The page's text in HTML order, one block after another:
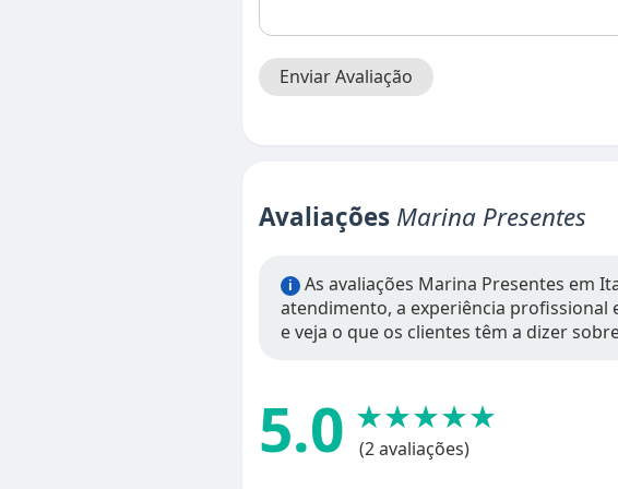
Enviar Avaliação
Avaliações Marina Presentes
i
As avaliações Marina Presentes em
atendimento, a experiência profissional
e veja o que os clientes têm a dizer
5.0 ★★★★★
(2 avaliações)